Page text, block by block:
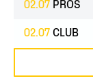
02.07 PROS
02.07 CLUB